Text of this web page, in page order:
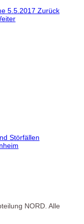
5.5.2017 Zurück
Störfällen
NORD. Alle